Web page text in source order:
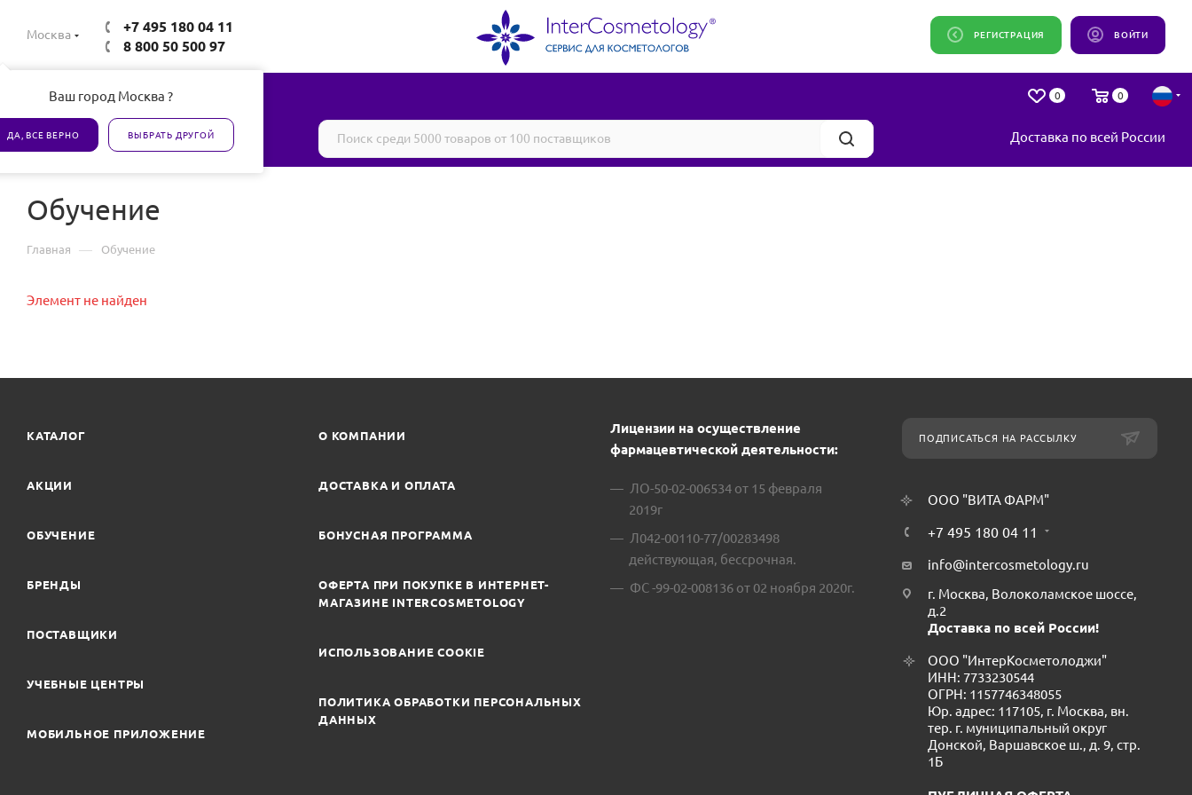
Москва
Ваш город Москва ?
ДА, ВСЕ ВЕРНО ВЫБРАТЬ ДРУГОЙ
+7 495 180 04 11
8 800 50 500 97
ВОЙТИ
РЕГИСТРАЦИЯ
0 0
Все товары сертифицированы Доставка по всей России
Обучение
Главная — Обучение
Элемент не найден
КАТАЛОГ
АКЦИИ
ОБУЧЕНИЕ
БРЕНДЫ
ПОСТАВЩИКИ
УЧЕБНЫЕ ЦЕНТРЫ
МОБИЛЬНОЕ ПРИЛОЖЕНИЕ
О КОМПАНИИ
ДОСТАВКА И ОПЛАТА
БОНУСНАЯ ПРОГРАММА
ОФЕРТА ПРИ ПОКУПКЕ В ИНТЕРНЕТ-
МАГАЗИНЕ INTERCOSMETOLOGY
ИСПОЛЬЗОВАНИЕ COOKIE
ПОЛИТИКА ОБРАБОТКИ ПЕРСОНАЛЬНЫХ
ДАННЫХ
Лицензии на осуществление
фармацевтической деятельности:
ЛО-50-02-006534 от 15 февраля
2019г
Л042-00110-77/00283498
действующая, бессрочная.
ФС -99-02-008136 от 02 ноября 2020г.
ПОДПИСАТЬСЯ НА РАССЫЛКУ
ООО "ВИТА ФАРМ"
+7 495 180 04 11
info@intercosmetology.ru
г. Москва, Волоколамское шоссе,
д.2
Доставка по всей России!
ООО "ИнтерКосметолоджи"
ИНН: 7733230544
ОГРН: 1157746348055
Юр. адрес: 117105, г. Москва, вн.
тер. г. муниципальный округ
Донской, Варшавское ш., д. 9, стр.
1Б